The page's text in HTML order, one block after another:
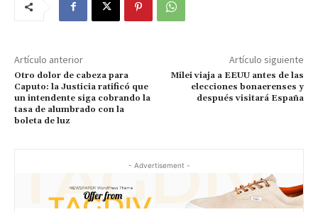
Artículo anterior
Otro dolor de cabeza para
Caputo: la Justicia ratificó que
un intendente siga cobrando la
tasa de alumbrado con la
boleta de luz
Artículo siguiente
Milei viaja a EEUU antes de las
elecciones bonaerenses y
después visitará España
- Advertisement -